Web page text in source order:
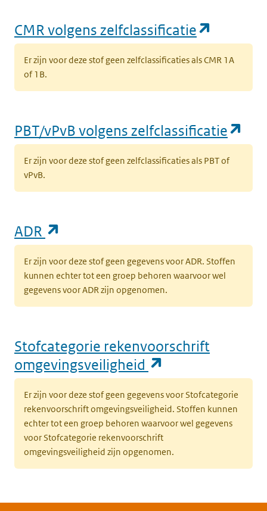
CMR volgens zelfclassificatie
Er zijn voor deze stof geen zelfclassificaties als CMR 1A
of 1B.
PBT/vPvB volgens zelfclassificatie
Er zijn voor deze stof geen zelfclassificaties als PBT of
vPvB.
ADR
Er zijn voor deze stof geen gegevens voor ADR. Stoffen
kunnen echter tot een groep behoren waarvoor wel
gegevens voor ADR zijn opgenomen.
Stofcategorie rekenvoorschrift
omgevingsveiligheid
Er zijn voor deze stof geen gegevens voor Stofcategorie
rekenvoorschrift omgevingsveiligheid. Stoffen kunnen
echter tot een groep behoren waarvoor wel gegevens
voor Stofcategorie rekenvoorschrift
omgevingsveiligheid zijn opgenomen.